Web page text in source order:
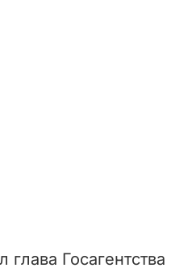
глава